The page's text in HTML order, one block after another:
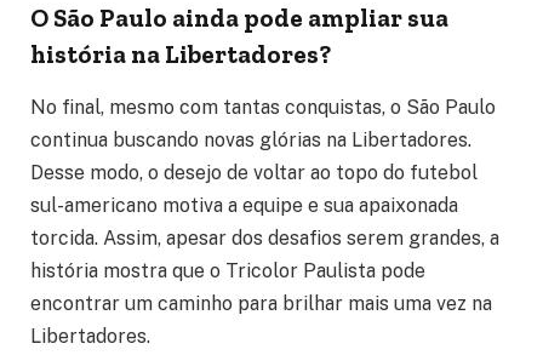
O São Paulo ainda pode ampliar sua
história na Libertadores?
No final, mesmo com tantas conquistas, o São Paulo
continua buscando novas glórias na Libertadores.
Desse modo, o desejo de voltar ao topo do futebol
sul-americano motiva a equipe e sua apaixonada
torcida. Assim, apesar dos desafios serem grandes, a
história mostra que o Tricolor Paulista pode
encontrar um caminho para brilhar mais uma vez na
Libertadores.